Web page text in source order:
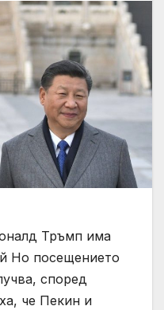
Тръмп има
Но посещението
според
че Пекин и